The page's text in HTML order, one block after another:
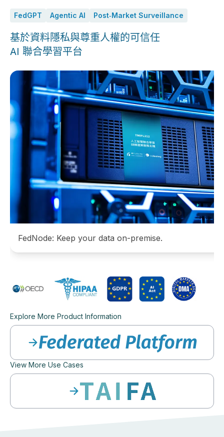
FedGPT Agentic AI Post‑Market Surveillance
基於資料隱私與尊重人權的可信任
AI 聯合學習平台
FedNode: Keep your data on-premise.
Explore More Product Information
View More Use Cases